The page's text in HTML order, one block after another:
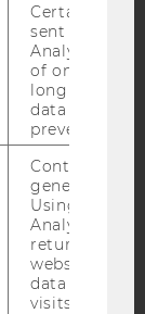
MEDIA
Certain data
sent to
Analytics a
of once per
long as it is
data
prevented.
Contains a
generated
Using this
Analytics can
returning
website and
data from
visits.